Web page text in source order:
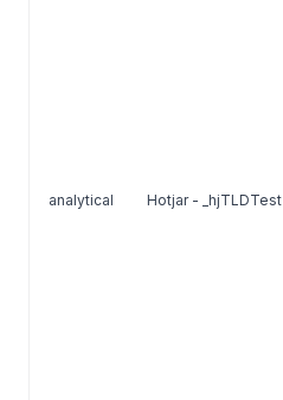
analytical Hotjar - _hjTLDTest